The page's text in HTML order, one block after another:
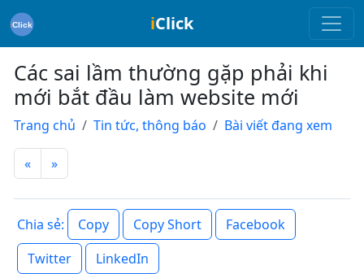
iClick
Các sai lầm thường gặp phải khi
mới bắt đầu làm website mới
Trang chủ Tin tức, thông báo Bài viết đang xem
« »
Chia sẻ: Copy Copy Short
Facebook
Twitter
LinkedIn